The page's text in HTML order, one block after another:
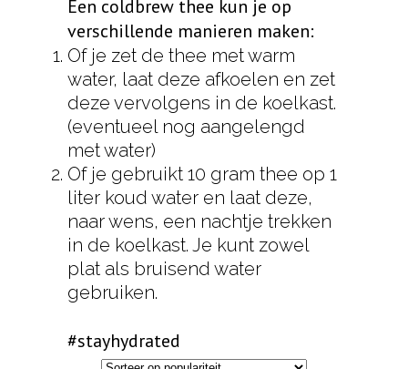
Een coldbrew thee kun je op
verschillende manieren maken:
Of je zet de thee met warm
water, laat deze afkoelen en zet
deze vervolgens in de koelkast.
(eventueel nog aangelengd
met water)
Of je gebruikt 10 gram thee op 1
liter koud water en laat deze,
naar wens, een nachtje trekken
in de koelkast. Je kunt zowel
plat als bruisend water
gebruiken.
#stayhydrated